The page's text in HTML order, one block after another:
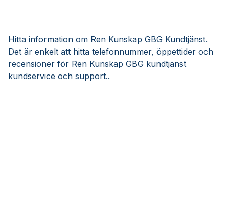
Hitta information om Ren Kunskap GBG Kundtjänst.
Det är enkelt att hitta telefonnummer, öppettider och
recensioner för Ren Kunskap GBG kundtjänst
kundservice och support..